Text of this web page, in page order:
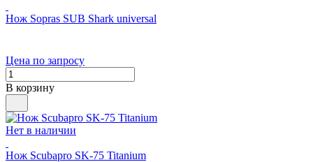
Нож Sopras SUB Shark universal
Цена по запросу
В корзину
Нет в наличии
Нож Scubapro SK-75 Titanium